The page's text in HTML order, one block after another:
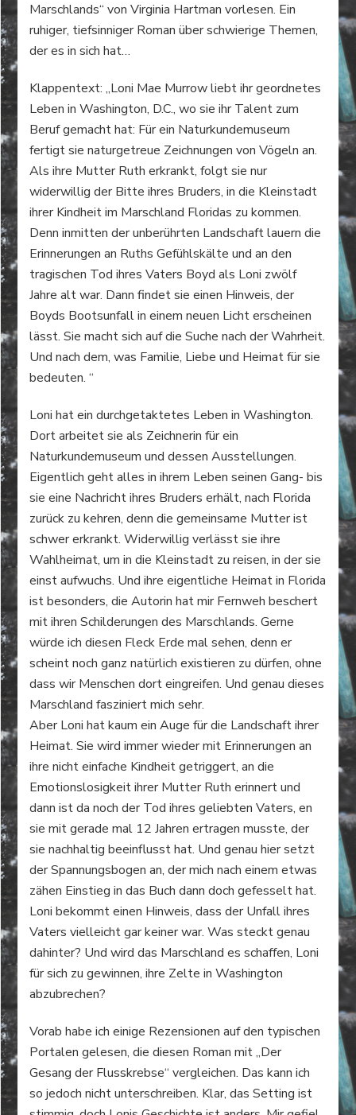
Marschlands“ von Virginia Hartman vorlesen. Ein
ruhiger, tiefsinniger Roman über schwierige Themen,
der es in sich hat…
Klappentext: „Loni Mae Murrow liebt ihr geordnetes
Leben in Washington, D.C., wo sie ihr Talent zum
Beruf gemacht hat: Für ein Naturkundemuseum
fertigt sie naturgetreue Zeichnungen von Vögeln an.
Als ihre Mutter Ruth erkrankt, folgt sie nur
widerwillig der Bitte ihres Bruders, in die Kleinstadt
ihrer Kindheit im Marschland Floridas zu kommen.
Denn inmitten der unberührten Landschaft lauern die
Erinnerungen an Ruths Gefühlskälte und an den
tragischen Tod ihres Vaters Boyd als Loni zwölf
Jahre alt war. Dann findet sie einen Hinweis, der
Boyds Bootsunfall in einem neuen Licht erscheinen
lässt. Sie macht sich auf die Suche nach der Wahrheit.
Und nach dem, was Familie, Liebe und Heimat für sie
bedeuten. “
Loni hat ein durchgetaktetes Leben in Washington.
Dort arbeitet sie als Zeichnerin für ein
Naturkundemuseum und dessen Ausstellungen.
Eigentlich geht alles in ihrem Leben seinen Gang- bis
sie eine Nachricht ihres Bruders erhält, nach Florida
zurück zu kehren, denn die gemeinsame Mutter ist
schwer erkrankt. Widerwillig verlässt sie ihre
Wahlheimat, um in die Kleinstadt zu reisen, in der sie
einst aufwuchs. Und ihre eigentliche Heimat in Florida
ist besonders, die Autorin hat mir Fernweh beschert
mit ihren Schilderungen des Marschlands. Gerne
würde ich diesen Fleck Erde mal sehen, denn er
scheint noch ganz natürlich existieren zu dürfen, ohne
dass wir Menschen dort eingreifen. Und genau dieses
Marschland fasziniert mich sehr.
Aber Loni hat kaum ein Auge für die Landschaft ihrer
Heimat. Sie wird immer wieder mit Erinnerungen an
ihre nicht einfache Kindheit getriggert, an die
Emotionslosigkeit ihrer Mutter Ruth erinnert und
dann ist da noch der Tod ihres geliebten Vaters, en
sie mit gerade mal 12 Jahren ertragen musste, der
sie nachhaltig beeinflusst hat. Und genau hier setzt
der Spannungsbogen an, der mich nach einem etwas
zähen Einstieg in das Buch dann doch gefesselt hat.
Loni bekommt einen Hinweis, dass der Unfall ihres
Vaters vielleicht gar keiner war. Was steckt genau
dahinter? Und wird das Marschland es schaffen, Loni
für sich zu gewinnen, ihre Zelte in Washington
abzubrechen?
Vorab habe ich einige Rezensionen auf den typischen
Portalen gelesen, die diesen Roman mit „Der
Gesang der Flusskrebse“ vergleichen. Das kann ich
so jedoch nicht unterschreiben. Klar, das Setting ist